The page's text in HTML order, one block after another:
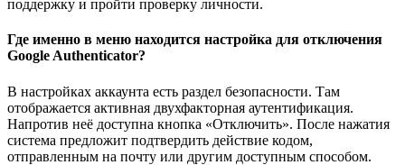
поддержку и пройти проверку личности.
Где именно в меню находится настройка для отключения
Google Authenticator?
В настройках аккаунта есть раздел безопасности. Там
отображается активная двухфакторная аутентификация.
Напротив неё доступна кнопка «Отключить». После нажатия
система предложит подтвердить действие кодом,
отправленным на почту или другим доступным способом.